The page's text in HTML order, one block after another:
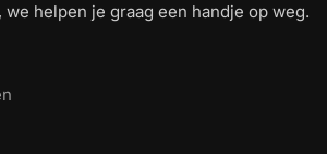
we helpen je graag een handje op weg.